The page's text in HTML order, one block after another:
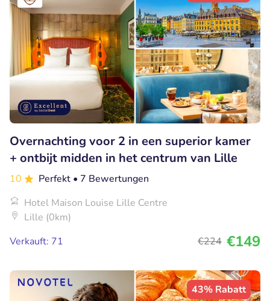
Overnachting voor 2 in een superior kamer
+ ontbijt midden in het centrum van Lille
10 Perfekt • 7 Bewertungen
Hotel Maison Louise Lille Centre
Lille (0km)
Verkauft: 71
€224 €149
43% Rabatt